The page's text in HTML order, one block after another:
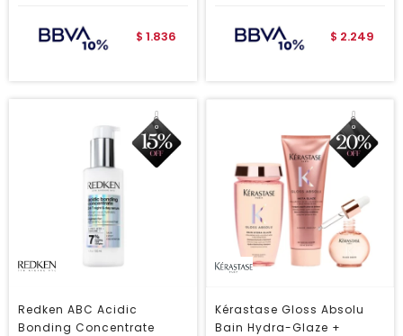
$ 1.836 $ 2.249
Redken ABC Acidic
Bonding Concentrate
Kérastase Gloss Absolu
Bain Hydra-Glaze +